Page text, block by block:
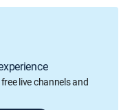
live channels and